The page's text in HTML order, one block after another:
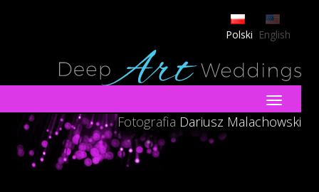
Fotografia Dariusz Malachowski
Toggle
Polski English